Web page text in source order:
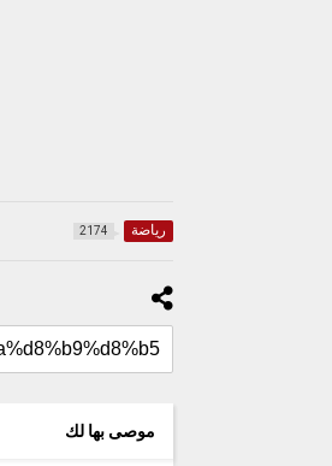
رياضة 2174
موصى بها لك